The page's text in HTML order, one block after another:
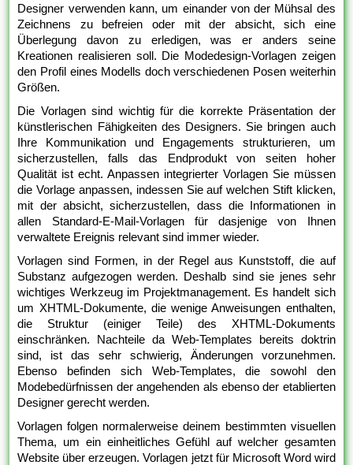
Designer verwenden kann, um einander von der Mühsal des
Zeichnens zu befreien oder mit der absicht, sich eine
Überlegung davon zu erledigen, was er anders seine
Kreationen realisieren soll. Die Modedesign-Vorlagen zeigen
den Profil eines Modells doch verschiedenen Posen weiterhin
Größen.
Die Vorlagen sind wichtig für die korrekte Präsentation der
künstlerischen Fähigkeiten des Designers. Sie bringen auch
Ihre Kommunikation und Engagements strukturieren, um
sicherzustellen, falls das Endprodukt von seiten hoher
Qualität ist echt. Anpassen integrierter Vorlagen Sie müssen
die Vorlage anpassen, indessen Sie auf welchen Stift klicken,
mit der absicht, sicherzustellen, dass die Informationen in
allen Standard-E-Mail-Vorlagen für dasjenige von Ihnen
verwaltete Ereignis relevant sind immer wieder.
Vorlagen sind Formen, in der Regel aus Kunststoff, die auf
Substanz aufgezogen werden. Deshalb sind sie jenes sehr
wichtiges Werkzeug im Projektmanagement. Es handelt sich
um XHTML-Dokumente, die wenige Anweisungen enthalten,
die Struktur (einiger Teile) des XHTML-Dokuments
einschränken. Nachteile da Web-Templates bereits doktrin
sind, ist das sehr schwierig, Änderungen vorzunehmen.
Ebenso befinden sich Web-Templates, die sowohl den
Modebedürfnissen der angehenden als ebenso der etablierten
Designer gerecht werden.
Vorlagen folgen normalerweise deinem bestimmten visuellen
Thema, um ein einheitliches Gefühl auf welcher gesamten
Website über erzeugen. Vorlagen jetzt für Microsoft Word wird